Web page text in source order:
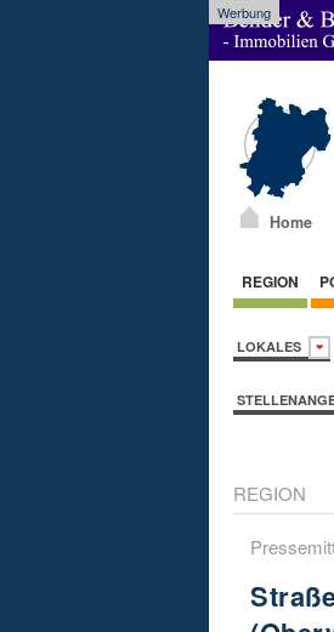
Werbung
Home
REGION
LOKALES
REGION